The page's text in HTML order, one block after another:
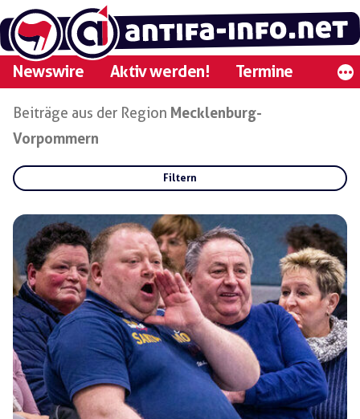
Zum
Inhalt
springen
Newswire Aktiv werden! Termine
Beiträge aus der Region Mecklenburg-
Vorpommern
Filtern
Gruppen:
Regionen:
Mecklenburg-Vorpommern